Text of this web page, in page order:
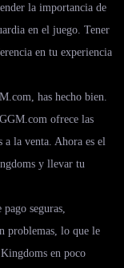
la importancia de
en el juego. Tener
en tu experiencia
has hecho bien.
ofrece las
a la venta. Ahora es el
y llevar tu
seguras,
problemas, lo que le
en poco